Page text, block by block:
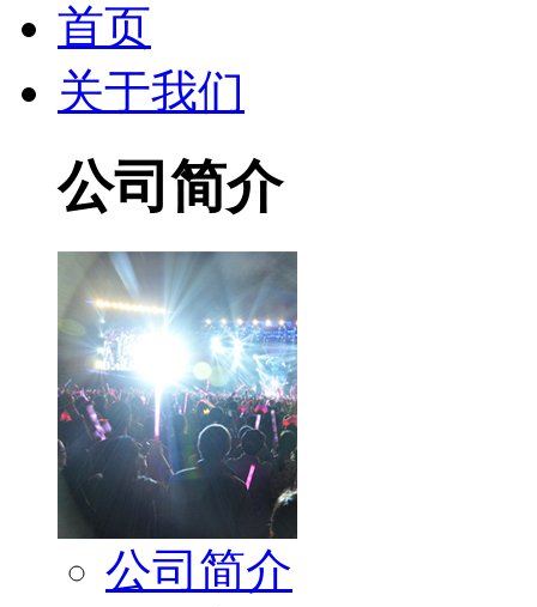
首页
关于我们
公司简介
公司简介